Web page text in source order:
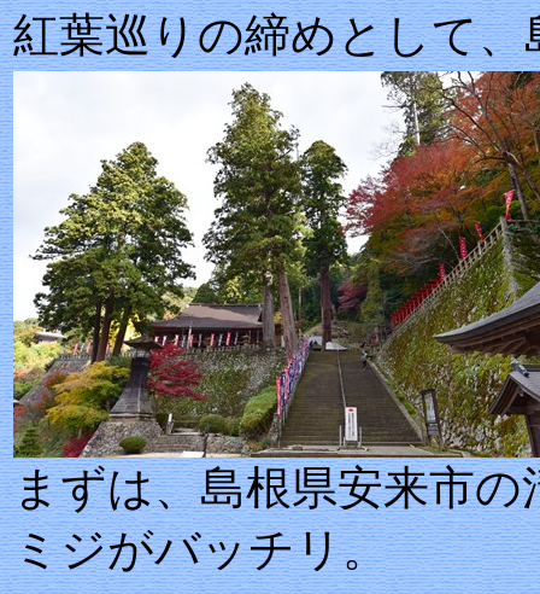
紅葉巡りの締めとして
まずは、島根県安
ミジがバッチリ。